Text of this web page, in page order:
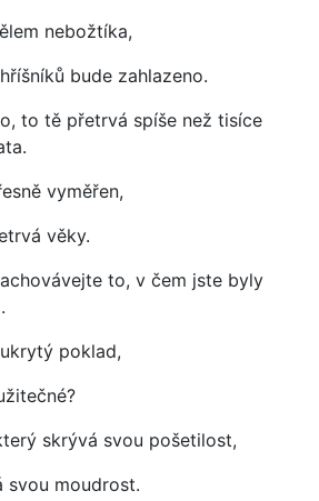
nebožtíka,
bude zahlazeno.
to tě přetrvá spíše než tisíce
vyměřen,
věky.
to, v čem jste byly
poklad,
skrývá svou pošetilost,
svou moudrost.